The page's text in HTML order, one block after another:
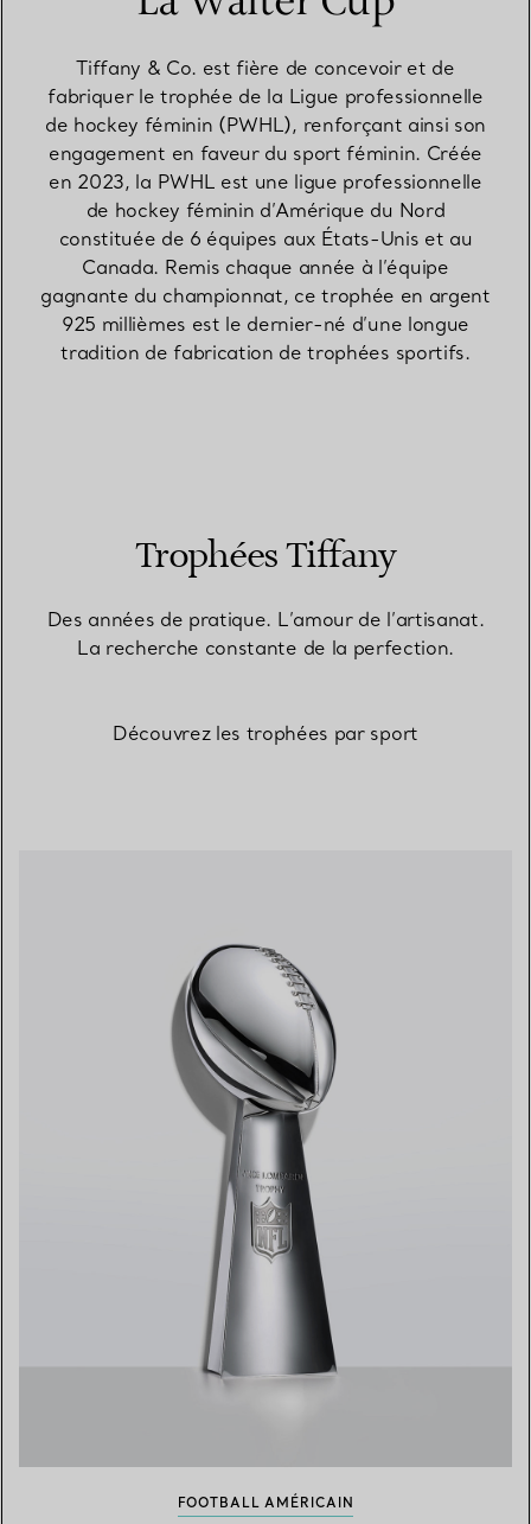
Tiffany & Co. est fière de concevoir et de
fabriquer le trophée de la Ligue professionnelle
de hockey féminin (PWHL), renforçant ainsi son
engagement en faveur du sport féminin. Créée
en 2023, la PWHL est une ligue professionnelle
de hockey féminin d’Amérique du Nord
constituée de 6 équipes aux États-Unis et au
Canada. Remis chaque année à l’équipe
gagnante du championnat, ce trophée en argent
925 millièmes est le dernier-né d’une longue
tradition de fabrication de trophées sportifs.
Trophées Tiffany
Des années de pratique. L’amour de l’artisanat.
La recherche constante de la perfection.
Découvrez les trophées par sport
FOOTBALL AMÉRICAIN